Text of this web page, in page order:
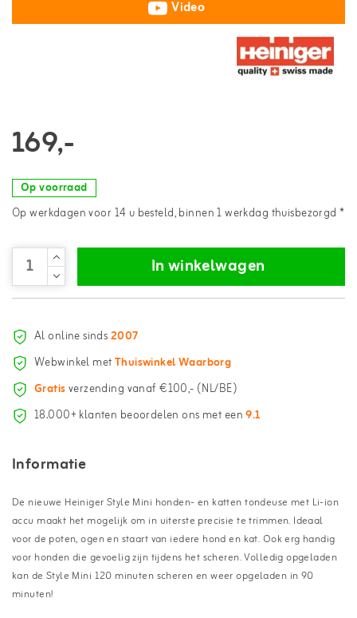
Video
169,-
Op voorraad
Op werkdagen voor 14 u besteld, binnen 1 werkdag thuisbezorgd *
In winkelwagen
Al online sinds2007
Webwinkel metThuiswinkel Waarborg
Gratisverzending vanaf €100,- (NL/BE)
18.000+ klanten beoordelen ons met een9.1
Informatie
De nieuwe Heiniger Style Mini honden- en katten tondeuse met Li-ion
accu maakt het mogelijk om in uiterste precisie te trimmen. Ideaal
voor de poten, ogen en staart van iedere hond en kat. Ook erg handig
voor honden die gevoelig zijn tijdens het scheren. Volledig opgeladen
kan de Style Mini 120 minuten scheren en weer opgeladen in 90
minuten!